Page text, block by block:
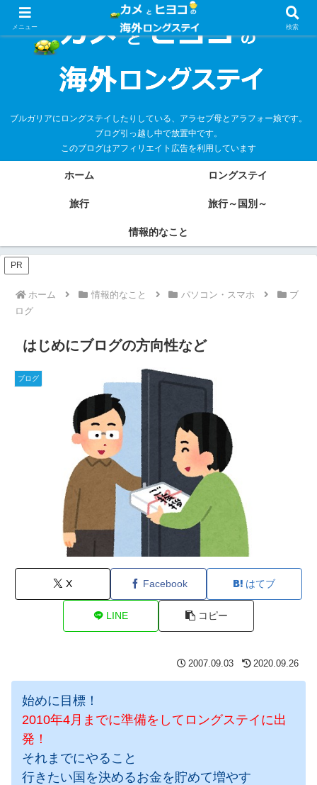
ブルガリアにロングステイしたりしている、アラセブ母とアラフォー娘です。
ブログ引っ越し中で放置中です。
このブログはアフィリエイト広告を利用しています
ホーム ロングステイ
旅行 旅行～国別～
情報的なこと
PR
ホーム 情報的なこと パソコン・スマホ
ブ
ログ
はじめにブログの方向性など
ブログ
X Facebook はてブ
LINE コピー
2007.09.03 2020.09.26
始めに目標！
2010年4月までに準備をしてロングステイに出
発！
それまでにやること
行きたい国を決めるお金を貯めて増やす
メニュー 検索